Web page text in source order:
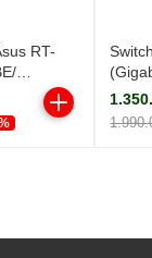
RT-
Ăng-ten
45User)